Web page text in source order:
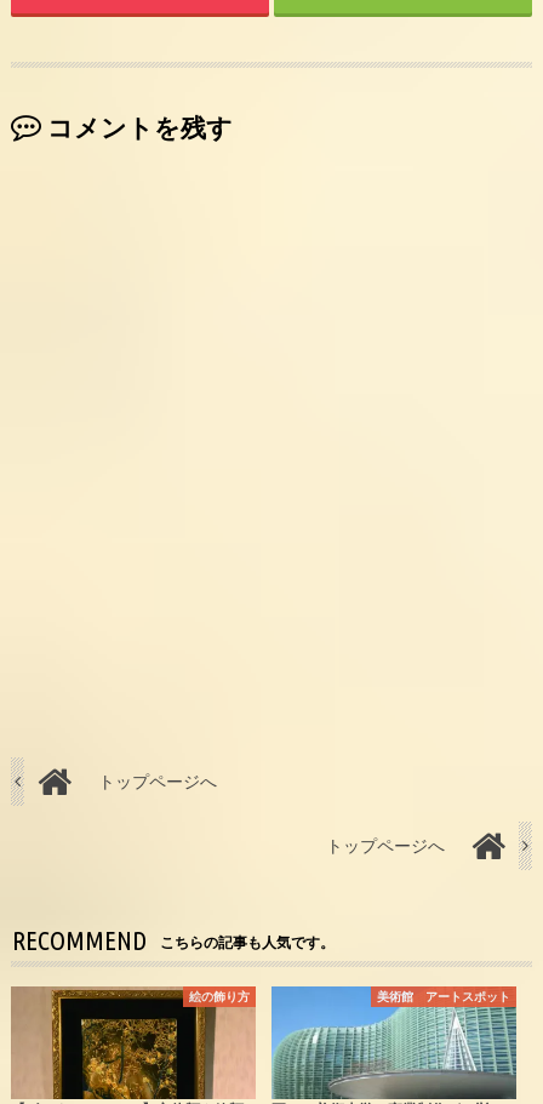
コメントを残す
トップページへ
トップページへ
RECOMMEND こちらの記事も人気です。
絵の飾り方 美術館 アートスポット